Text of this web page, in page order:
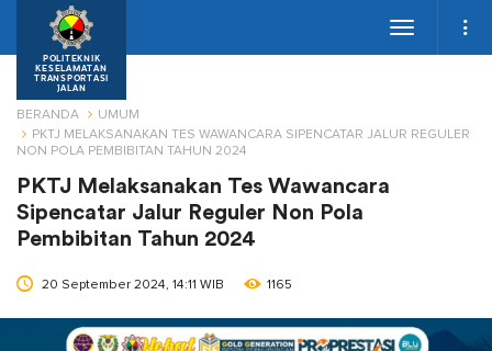
POLITEKNIK
KESELAMATAN
TRANSPORTASI
JALAN
Toggle
BERANDA
UMUM
PKTJ MELAKSANAKAN TES WAWANCARA SIPENCATAR JALUR REGULER
NON POLA PEMBIBITAN TAHUN 2024
PKTJ Melaksanakan Tes Wawancara
Sipencatar Jalur Reguler Non Pola
Pembibitan Tahun 2024
20 September 2024, 14:11 WIB 1165